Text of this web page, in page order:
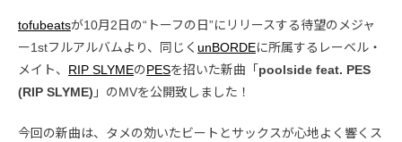
tofubeatsが10月2日の“トーフの日”にリリースする待望のメジャ
ー1stフルアルバムより、同じく unBORDEに所属するレーベル・
メイト、 RIP SLYMEのPESを招いた新曲「 poolside feat. PES
(RIP SLYME) 」のMVを公開致しました！
今回の新曲は、タメの効いたビートとサックスが心地よく響くス